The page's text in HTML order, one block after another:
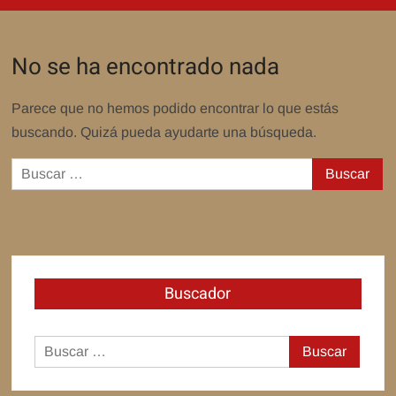
No se ha encontrado nada
Parece que no hemos podido encontrar lo que estás
buscando. Quizá pueda ayudarte una búsqueda.
Buscar:
Buscador
Buscar: